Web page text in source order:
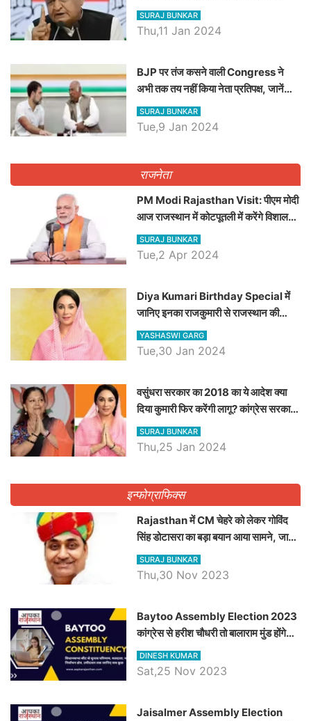
SURAJ BUNKAR
Thu,11 Jan 2024
BJP पर तंज कसने वाली Congress ने
अभी तक तय नहीं किया नेता प्रतिपक्ष, जानें
कौन होगा दावेदार
SURAJ BUNKAR
Tue,9 Jan 2024
राजनेता
PM Modi Rajasthan Visit: पीएम मोदी
आज राजस्थान में कोटपूतली में करेंगे विशाल
रैली, एक सभा से 8 सीटों पर साधेगें निशाना
SURAJ BUNKAR
Tue,2 Apr 2024
Diya Kumari Birthday Special में
जानिए इनका राजकुमारी से राजस्थान की
डिप्टी सीएम बनने तक का सफर, एक क्लिक में
जाने पूरा जीवन परिचय
YASHASWI GARG
Tue,30 Jan 2024
वसुंधरा सरकार का 2018 का ये आदेश क्या
दिया कुमारी फिर करेंगी लागू? कांग्रेस सरकार
ने किया था निरस्त
SURAJ BUNKAR
Thu,25 Jan 2024
इन्फोग्राफिक्स
Rajasthan में CM चेहरे को लेकर गोविंद
सिंह डोटासरा का बड़ा बयान आया सामने, जानें
विचार
SURAJ BUNKAR
Thu,30 Nov 2023
Baytoo Assembly Election 2023
कांग्रेस से हरीश चौधरी तो बालाराम मुंड होंगे
भाजपा उम्मीदवार, जानिये बायतू विधानसभा
सीट के ताजा समीकरण
DINESH KUMAR
Sat,25 Nov 2023
​​​​​​​Jaisalmer Assembly Election